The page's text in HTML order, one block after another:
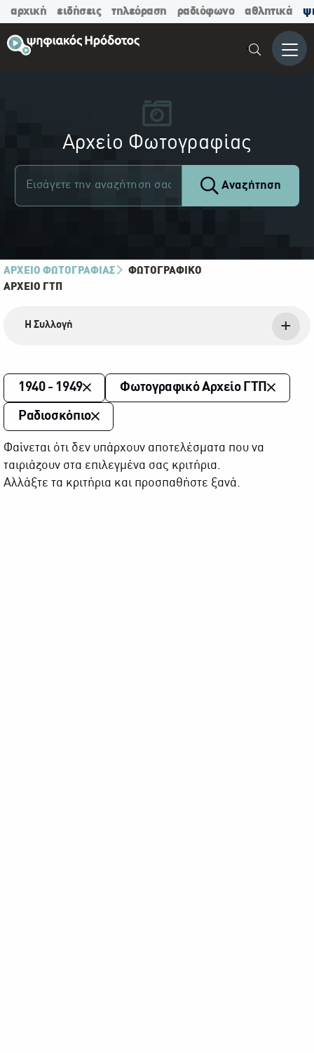
αρχική ειδήσεις τηλεόραση ραδιόφωνο αθλητικά
Μενού
Αρχείο Φωτογραφίας
Αναζήτηση
ΑΡΧΕΙΟ ΦΩΤΟΓΡΑΦΙΑΣ
ΦΩΤΟΓΡΑΦΙΚΌ
ΑΡΧΕΊΟ ΓΤΠ
Η Συλλογή
1940 - 1949 Φωτογραφικό Αρχείο ΓΤΠ
Ραδιοσκόπιο
Φαίνεται ότι δεν υπάρχουν αποτελέσματα που να
ταιριάζουν στα επιλεγμένα σας κριτήρια.
Αλλάξτε τα κριτήρια και προσπαθήστε ξανά.